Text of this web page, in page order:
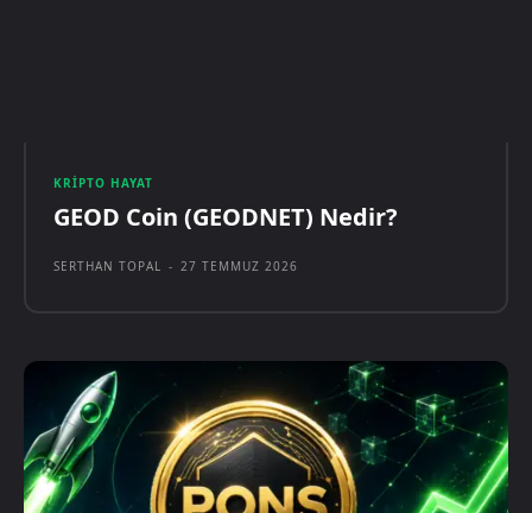
KRIPTO HAYAT
GEOD Coin (GEODNET) Nedir?
SERTHAN TOPAL - 27 TEMMUZ 2026